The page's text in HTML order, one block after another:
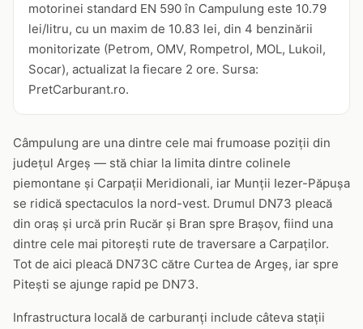
motorinei standard EN 590 în Campulung este 10.79
lei/litru, cu un maxim de 10.83 lei, din 4 benzinării
monitorizate (Petrom, OMV, Rompetrol, MOL, Lukoil,
Socar), actualizat la fiecare 2 ore. Sursa:
PretCarburant.ro.
Câmpulung are una dintre cele mai frumoase poziții din
județul Argeș — stă chiar la limita dintre colinele
piemontane și Carpații Meridionali, iar Munții Iezer-Păpușa
se ridică spectaculos la nord-vest. Drumul DN73 pleacă
din oraș și urcă prin Rucăr și Bran spre Brașov, fiind una
dintre cele mai pitorești rute de traversare a Carpaților.
Tot de aici pleacă DN73C către Curtea de Argeș, iar spre
Pitești se ajunge rapid pe DN73.
Infrastructura locală de carburanți include câteva stații